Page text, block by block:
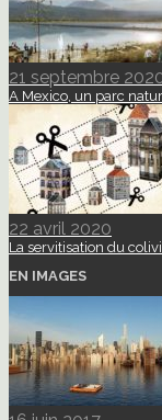
21 septembre
A Mexico, un parc
22 avril 2020
La servitisation du
EN IMAGES